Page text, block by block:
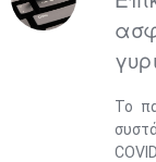
Το